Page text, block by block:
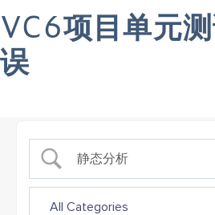
Want to see Parasoft in action?
Demos &
VC6项目单元
误